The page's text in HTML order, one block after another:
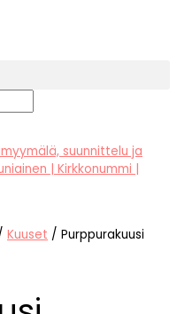
suunnittelu ja
| Kirkkonummi |
Kuuset / Purppurakuusi